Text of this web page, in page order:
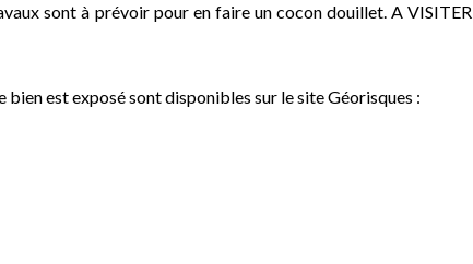
sont à prévoir pour en faire un cocon douillet. A VISITER
bien est exposé sont disponibles sur le site Géorisques :